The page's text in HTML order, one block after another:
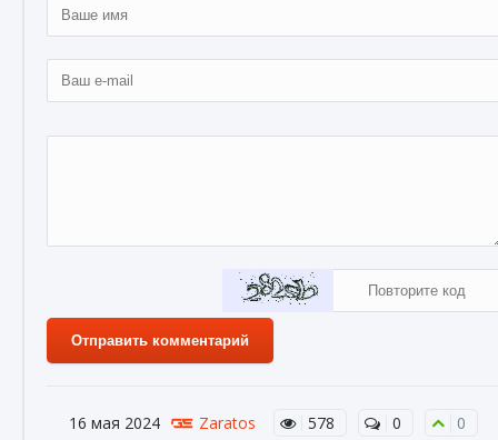
Отправить комментарий
16 мая 2024 Zaratos 578 0 0